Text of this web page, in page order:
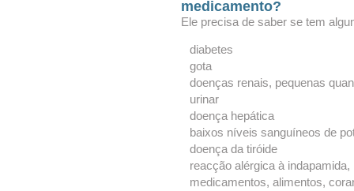
medicamento?
Ele precisa de saber se tem
diabetes
gota
doenças renais, pequenas
urinar
doença hepática
baixos níveis sanguíneos de
doença da tiróide
reacção alérgica à
medicamentos, alimentos,